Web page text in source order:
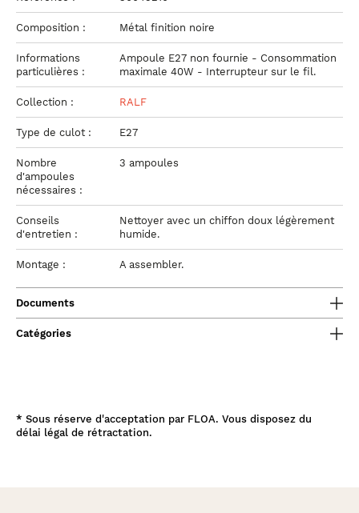
Composition : Métal finition noire
Informations
particulières :
Ampoule E27 non fournie - Consommation
maximale 40W - Interrupteur sur le fil.
Collection : RALF
Type de culot : E27
Nombre
d'ampoules
nécessaires :
3 ampoules
Conseils
d'entretien :
Nettoyer avec un chiffon doux légèrement
humide.
Montage : A assembler.
Documents
Catégories
* Sous réserve d'acceptation par FLOA. Vous disposez du
délai légal de rétractation.